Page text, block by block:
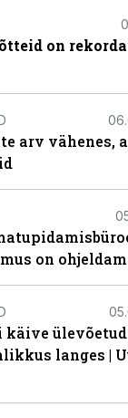
on
arv vähenes,
on
käive
langes |